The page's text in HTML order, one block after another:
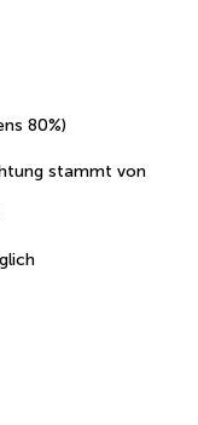
80%)
stammt von